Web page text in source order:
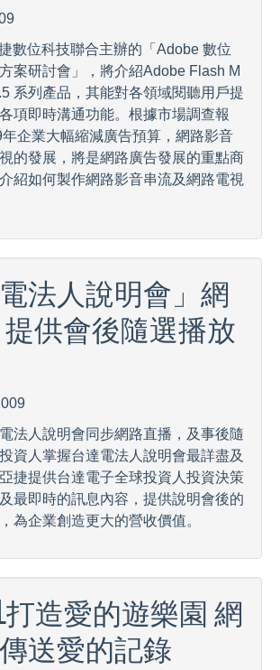
數位科技聯合主辦的「Adobe 數位
案研討會」，將介紹Adobe Flash M
系列產品，其能對各領域閱聽用戶提
項即時溝通功能。根據市場調查報
企業大幅縮減廣告預算，網路影音
的發展，將是網路廣告發展的重點商
紹如何製作網路影音串流及網路電視
電法人說明會」網
供會後隨選播放
法人說明會同步網路直播，及事後隨
資人掌握台達電法人說明會最詳盡及
捷提供台達電子全球投資人投資決策
最即時的訊息內容，提供說明會後的
為企業創造更大的營收價值。
打造愛的遊樂園 網
送愛的記錄